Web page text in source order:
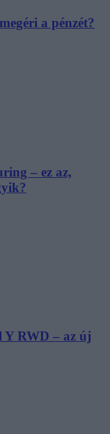
a pénzét?
– ez az,
Y RWD – az új